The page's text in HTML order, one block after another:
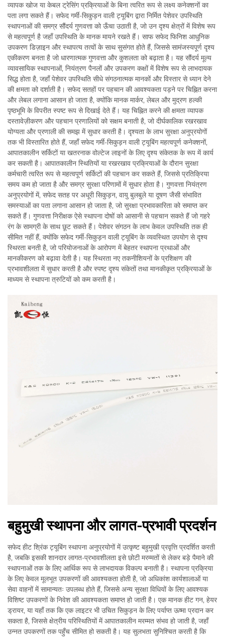
व्यापक खोज या केबल ट्रेसिंग प्रक्रियाओं के बिना त्वरित रूप से लक्ष्य कनेक्शनों का
पता लगा सकते हैं। सफेद गर्मी-सिकुड़न वाली ट्यूबिंग द्वारा निर्मित पेशेवर उपस्थिति
स्थापनाओं की समग्र सौंदर्य गुणवत्ता को ऊँचा उठाती है, जो उन दृश्य क्षेत्रों में विशेष रूप
से महत्वपूर्ण है जहाँ उपस्थिति के मानक मायने रखते हैं। साफ सफेद फिनिश आधुनिक
उपकरण डिज़ाइन और स्थापत्य तत्वों के साथ सुसंगत होते हैं, जिससे सामंजस्यपूर्ण दृश्य
एकीकरण बनता है जो धारणात्मक गुणवत्ता और कुशलता को बढ़ाता है। यह सौंदर्य मूल्य
व्यावसायिक स्थापनाओं, नियंत्रण पैनलों और उपकरण कक्षों में विशेष रूप से लाभदायक
सिद्ध होता है, जहाँ पेशेवर उपस्थिति सीधे संगठनात्मक मानकों और विस्तार से ध्यान देने
की क्षमता को दर्शाती है। सफेद सतहों पर पहचान की आवश्यकता पड़ने पर चिह्नित करना
और लेबल लगाना आसान हो जाता है, क्योंकि मानक मार्कर, लेबल और मुद्रण हल्की
पृष्ठभूमि के विपरीत स्पष्ट रूप से दिखाई देते हैं। यह चिह्नित करने की क्षमता व्यापक
दस्तावेज़ीकरण और पहचान प्रणालियों को सक्षम बनाती है, जो दीर्घकालिक रखरखाव
योग्यता और प्रणाली की समझ में सुधार करती है। दृश्यता के लाभ सुरक्षा अनुप्रयोगों
तक भी विस्तारित होते हैं, जहाँ सफेद गर्मी-सिकुड़न वाली ट्यूबिंग महत्वपूर्ण कनेक्शनों,
आपातकालीन सर्किटों या खतरनाक वोल्टेज लाइनों के लिए दृश्य संकेतक के रूप में कार्य
कर सकती है। आपातकालीन स्थितियों या रखरखाव प्रक्रियाओं के दौरान सुरक्षा
कर्मचारी त्वरित रूप से महत्वपूर्ण सर्किटों की पहचान कर सकते हैं, जिससे प्रतिक्रिया
समय कम हो जाता है और समग्र सुरक्षा परिणामों में सुधार होता है। गुणवत्ता नियंत्रण
अनुप्रयोगों में, सफेद सतह पर अधूरी सिकुड़न, वायु बुलबुले या दूषण जैसी संभावित
समस्याओं का पता लगाना आसान हो जाता है, जो सुरक्षा प्रभावकारिता को समाप्त कर
सकते हैं। गुणवत्ता निरीक्षक ऐसे स्थापना दोषों को आसानी से पहचान सकते हैं जो गहरे
रंग के सामग्री के साथ छूट सकते हैं। पेशेवर संगठन के लाभ केवल उपस्थिति तक ही
सीमित नहीं हैं, क्योंकि सफेद गर्मी-सिकुड़न वाली ट्यूबिंग के व्यवस्थित उपयोग से दृश्य
स्थिरता बनती है, जो परियोजनाओं के आरोपण में बेहतर स्थापना प्रथाओं और
मानकीकरण को बढ़ावा देती है। यह स्थिरता नए तकनीशियनों के प्रशिक्षण की
प्रभावशीलता में सुधार करती है और स्पष्ट दृश्य संकेतों तथा मानकीकृत प्रक्रियाओं के
माध्यम से स्थापना त्रुटियों को कम करती है।
बहुमुखी स्थापना और लागत-प्रभावी प्रदर्शन
सफेद हीट श्रिंक ट्यूबिंग स्थापना अनुप्रयोगों में उत्कृष्ट बहुमुखी प्रवृत्ति प्रदर्शित करती
है, जबकि इसकी शानदार लागत-प्रभावशीलता इसे छोटी मरम्मतों से लेकर बड़े पैमाने की
स्थापनाओं तक के लिए आर्थिक रूप से लाभदायक विकल्प बनाती है। स्थापना प्रक्रिया
के लिए केवल मूलभूत उपकरणों की आवश्यकता होती है, जो अधिकांश कार्यशालाओं या
सेवा वाहनों में सामान्यतः उपलब्ध होते हैं, जिससे अन्य सुरक्षा विधियों के लिए आवश्यक
विशिष्ट उपकरणों के निवेश की आवश्यकता समाप्त हो जाती है। एक मानक हीट गन, हेयर
ड्रायर, या यहाँ तक कि एक लाइटर भी उचित सिकुड़न के लिए पर्याप्त ऊष्मा प्रदान कर
सकता है, जिससे क्षेत्रीय परिस्थितियों में आपातकालीन मरम्मत संभव हो जाती है, जहाँ
उन्नत उपकरणों तक पहुँच सीमित हो सकती है। यह सुलभता सुनिश्चित करती है कि